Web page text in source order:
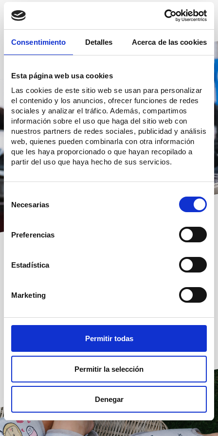
Consentimiento Detalles Acerca de las cookies
Esta página web usa cookies
Las cookies de este sitio web se usan para personalizar
el contenido y los anuncios, ofrecer funciones de redes
sociales y analizar el tráfico. Además, compartimos
información sobre el uso que haga del sitio web con
nuestros partners de redes sociales, publicidad y análisis
web, quienes pueden combinarla con otra información
que les haya proporcionado o que hayan recopilado a
partir del uso que haya hecho de sus servicios.
de Necesarias
Preferencias
Estadística
Marketing
Permitir todas
Permitir la selección
Denegar
naturaleza
Contacta con nosotros